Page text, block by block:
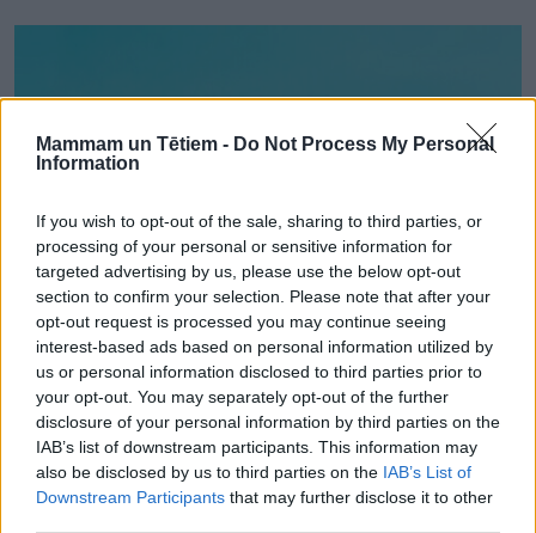
Mammam un Tētiem - Do Not Process My Personal
Information
If you wish to opt-out of the sale, sharing to third parties, or
processing of your personal or sensitive information for
targeted advertising by us, please use the below opt-out
section to confirm your selection. Please note that after your
opt-out request is processed you may continue seeing
interest-based ads based on personal information utilized by
us or personal information disclosed to third parties prior to
your opt-out. You may separately opt-out of the further
disclosure of your personal information by third parties on the
IAB’s list of downstream participants. This information may
also be disclosed by us to third parties on the IAB’s List of
Downstream Participants that may further disclose it to other
AKTUALITĀTES
Mākslīgā piena maisījumu izplatītājs atsauc vairākas
produktu partijas